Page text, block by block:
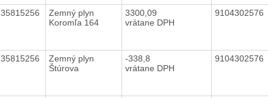
35815256
Zemný plyn
Koromľa 164
3300,09
vrátane DPH
9104302576
35815256
Zemný plyn
Štúrova
-338,8
vrátane DPH
9104302576